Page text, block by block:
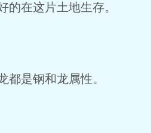
在这片土地生存。
是钢和龙属性。